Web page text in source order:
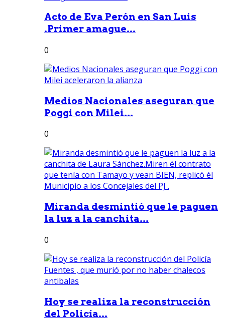
Acto de Eva Perón en San Luis
.Primer amague...
0
Medios Nacionales aseguran que
Poggi con Milei...
0
Miranda desmintió que le paguen
la luz a la canchita...
0
Hoy se realiza la reconstrucción
del Policía...